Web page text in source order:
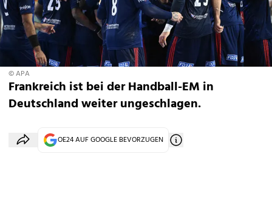
© APA
Frankreich ist bei der Handball-EM in
Deutschland weiter ungeschlagen.
OE24 AUF GOOGLE BEVORZUGEN